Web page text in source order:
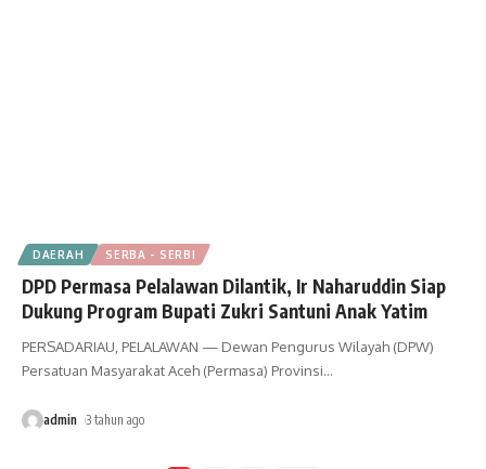
DAERAH SERBA - SERBI
DPD Permasa Pelalawan Dilantik, Ir Naharuddin Siap
Dukung Program Bupati Zukri Santuni Anak Yatim
PERSADARIAU, PELALAWAN — Dewan Pengurus Wilayah (DPW)
Persatuan Masyarakat Aceh (Permasa) Provinsi…
admin 3 tahun ago